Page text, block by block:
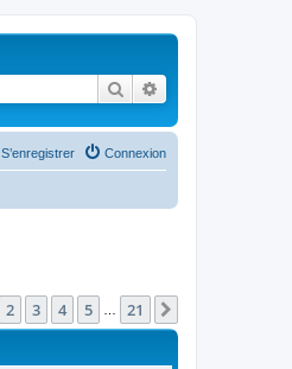
Rechercher
Connexion
S’enregistrer
sur21
2 3 4 5 21